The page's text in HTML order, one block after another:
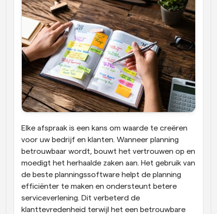
Elke afspraak is een kans om waarde te creëren
voor uw bedrijf en klanten. Wanneer planning
betrouwbaar wordt, bouwt het vertrouwen op en
moedigt het herhaalde zaken aan. Het gebruik van
de beste planningssoftware helpt de planning
efficiënter te maken en ondersteunt betere
serviceverlening. Dit verbeterd de
klanttevredenheid terwijl het een betrouwbare